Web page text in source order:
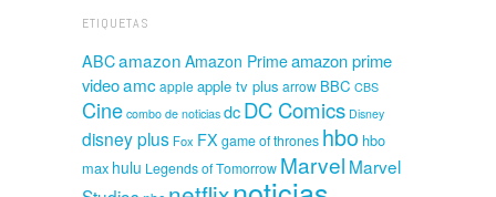
ETIQUETAS
ABCamazon Amazon Primeamazon prime
videoamcapple apple tv plus arrow BBC CBS
Cine combo de noticias dcDC Comics Disney
disney plus Fox FX game of thrones hbo hbo
max hulu Legends of Tomorrow Marvel Marvel